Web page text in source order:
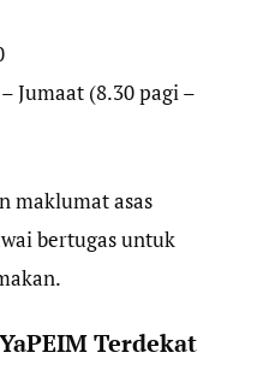
Jumaat (8.30 pagi –
maklumat asas
bertugas untuk
Terdekat